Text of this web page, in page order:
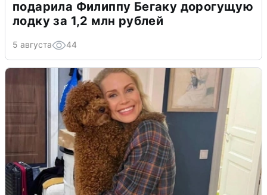
подарила Филиппу Бегаку дорогущую
лодку за 1,2 млн рублей
5 августа 44